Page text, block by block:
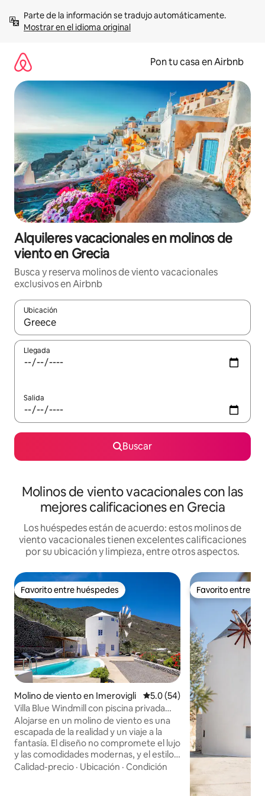
contenidoMostrar en el idioma original
Pon tu casa en Airbnb
Alquileres vacacionales en molinos de
viento en Grecia
Busca y reserva molinos de viento vacacionales
exclusivos en Airbnb
Ubicación
Cuando los resultados estén disponibles, navega con las
Llegada
Salida
Buscar
Molinos de viento vacacionales con las
mejores calificaciones en Grecia
Los huéspedes están de acuerdo: estos molinos de
viento vacacionales tienen excelentes calificaciones
por su ubicación y limpieza, entre otros aspectos.
Favorito entre huéspedes
Favorito entre huéspedes
Molino de viento en Imerovigli Calificación promedio: 5.0 de
5.0 (54)
Villa Blue Windmill con piscina privada
climatizada
Alojarse en un molino de viento es una
escapada de la realidad y un viaje a la
fantasía. El diseño no compromete el lujo
y las comodidades modernas, y el estilo
sofisticado complacerá incluso a los
Calidad-precio · Ubicación · Condición
Favorito entre
Favorito entre